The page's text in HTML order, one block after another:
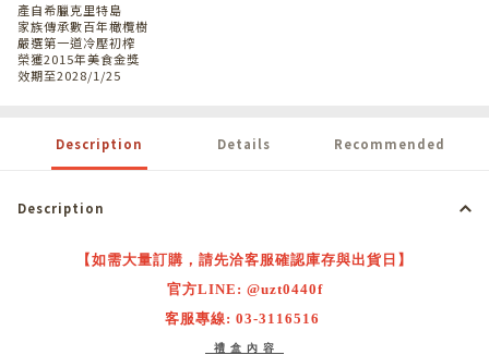
產自希臘克里特島
家族傳承數百年橄欖樹
嚴選第一道冷壓初榨
榮獲2015年美食金獎
效期至2028/1/25
Description Details Recommended
Description
【如需大量訂購，請先洽客服確認庫存與出貨日】
官方LINE: @uzt0440f
客服專線: 03-3116516
禮 盒 內 容